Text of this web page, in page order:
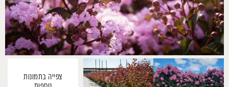
צפייה בתמונות